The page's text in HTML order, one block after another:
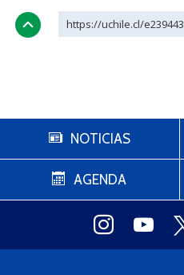
https://uchile.cl/e239443
NOTICIAS
AGENDA